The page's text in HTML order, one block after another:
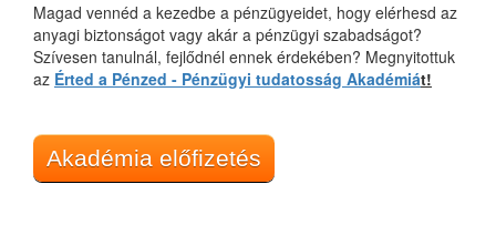
Magad vennéd a kezedbe a pénzügyeidet, hogy elérhesd az
anyagi biztonságot vagy akár a pénzügyi szabadságot?
Szívesen tanulnál, fejlődnél ennek érdekében? Megnyitottuk
az Érted a Pénzed - Pénzügyi tudatosság Akadémiát!
Akadémia előfizetés